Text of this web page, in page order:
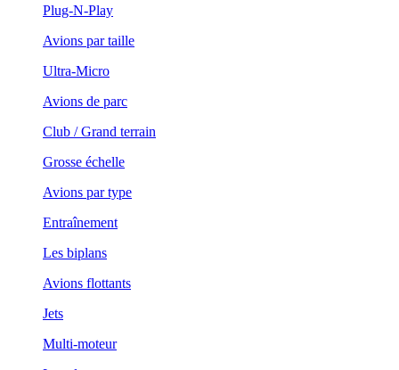
Plug-N-Play
Avions par taille
Ultra-Micro
Avions de parc
Club / Grand terrain
Grosse échelle
Avions par type
Entraînement
Les biplans
Avions flottants
Jets
Multi-moteur